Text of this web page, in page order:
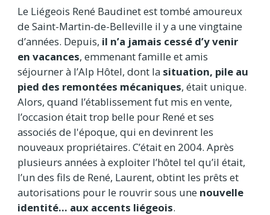
Le Liégeois René Baudinet est tombé amoureux
de Saint-Martin-de-Belleville il y a une vingtaine
d’années. Depuis, il n’a jamais cessé d’y venir
en vacances, emmenant famille et amis
séjourner à l’Alp Hôtel, dont la situation, pile au
pied des remontées mécaniques, était unique.
Alors, quand l’établissement fut mis en vente,
l’occasion était trop belle pour René et ses
associés de l'époque, qui en devinrent les
nouveaux propriétaires. C’était en 2004. Après
plusieurs années à exploiter l’hôtel tel qu’il était,
l’un des fils de René, Laurent, obtint les prêts et
autorisations pour le rouvrir sous une nouvelle
identité… aux accents liégeois.